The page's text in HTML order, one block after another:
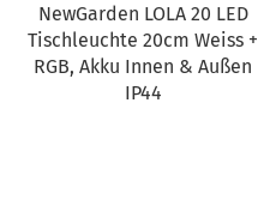
NewGarden LOLA 20 LED
Tischleuchte 20cm Weiss +
RGB, Akku Innen & Außen
IP44